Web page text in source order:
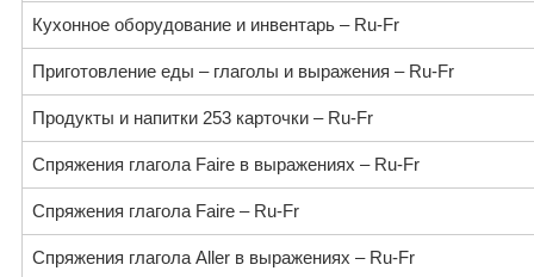
Кухонное оборудование и инвентарь – Ru-Fr
Приготовление еды – глаголы и выражения – Ru-Fr
Продукты и напитки 253 карточки – Ru-Fr
Спряжения глагола Faire в выражениях – Ru-Fr
Спряжения глагола Faire – Ru-Fr
Спряжения глагола Aller в выражениях – Ru-Fr